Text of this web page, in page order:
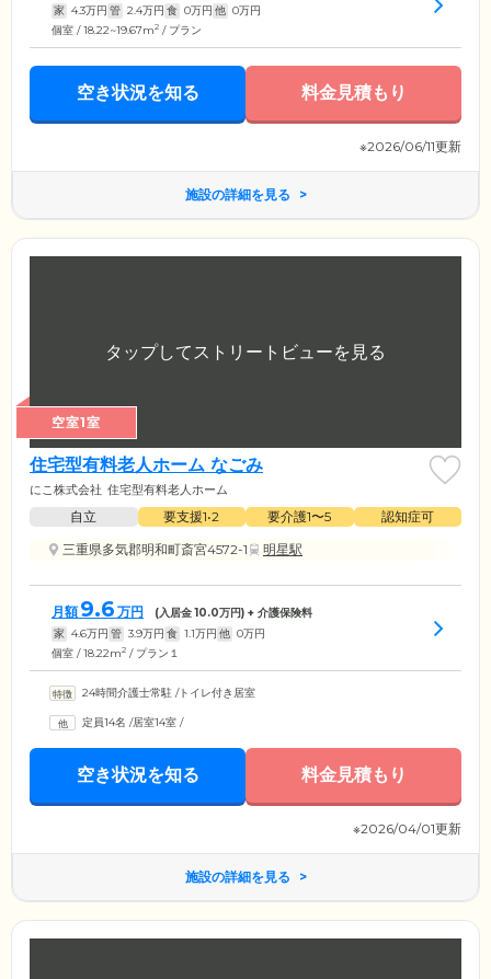
家 4.3万円 管 2.4万円 食 0万円 他 0万円
個室 / 18.22~19.67m2 / プラン
空き状況を知る 料金見積もり
※2026/06/11更新
施設の詳細を見る
空室1室
住宅型有料老人ホーム なごみ
にこ株式会社 住宅型有料老人ホーム
自立 要支援1•2 要介護1〜5
認知症可
三重県多気郡明和町斎宮4572-1
明星駅
月額 9.6 万円 (入居金10.0万円) + 介護保険料
家 4.6万円 管 3.9万円 食 1.1万円 他 0万円
個室 / 18.22m2 / プラン１
24時間介護士常駐 /トイレ付き居室
定員14名 /居室14室 /
空き状況を知る 料金見積もり
※2026/04/01更新
施設の詳細を見る